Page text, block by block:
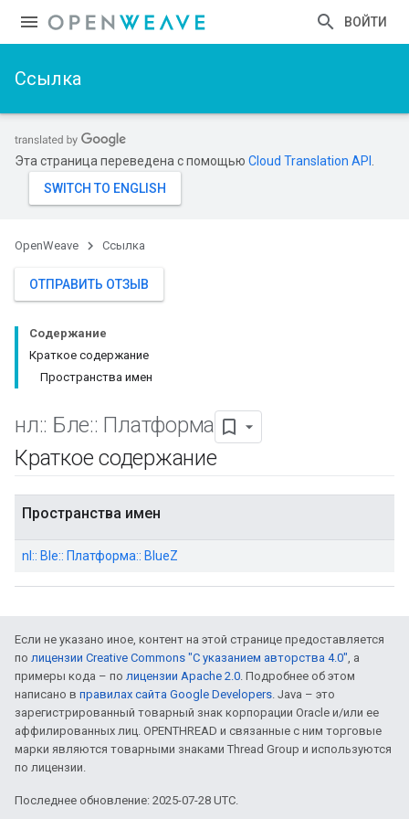
ВОЙТИ
Ссылка
Эта страница переведена с помощью Cloud Translation API
OpenWeave Ссылка
ОТПРАВИТЬ ОТЗЫВ
Содержание
Краткое содержание
Пространства имен
нл:: Бле:: Платформа
Краткое содержание
Пространства имен
nl:: Ble:: Платформа:: BlueZ
Если не указано иное, контент на этой странице предоставляется
по лицензии Creative Commons "С указанием авторства 4.0", а
примеры кода – по лицензии Apache 2.0. Подробнее об этом
написано в правилах сайта Google Developers. Java – это
зарегистрированный товарный знак корпорации Oracle и/или ее
аффилированных лиц. OPENTHREAD и связанные с ним торговые
марки являются товарными знаками Thread Group и используются
по лицензии.
Последнее обновление: 2025-07-28 UTC.